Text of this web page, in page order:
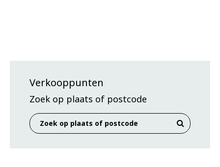
Verkooppunten
Zoek op plaats of postcode